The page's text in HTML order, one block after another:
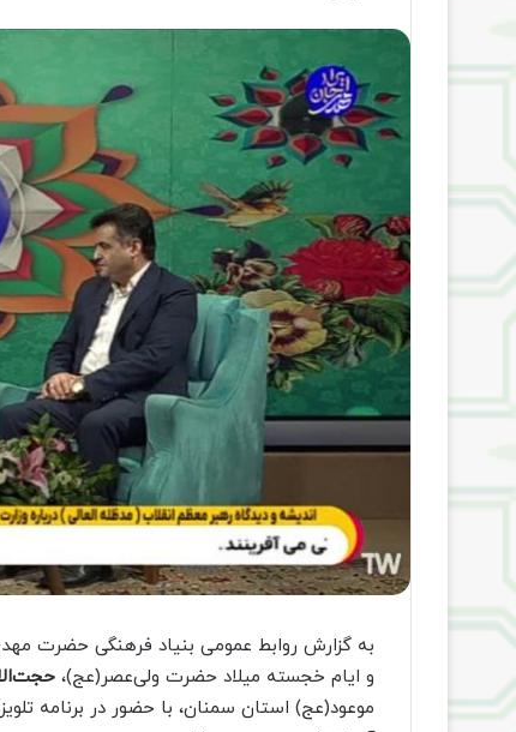
به گزارش روابط عمومی بنیاد فرهنگی حضرت
و ایام خجسته میلاد حضرت ولی‌عصر(عج)،
موعود(عج) استان سمنان، با حضور در برنامه